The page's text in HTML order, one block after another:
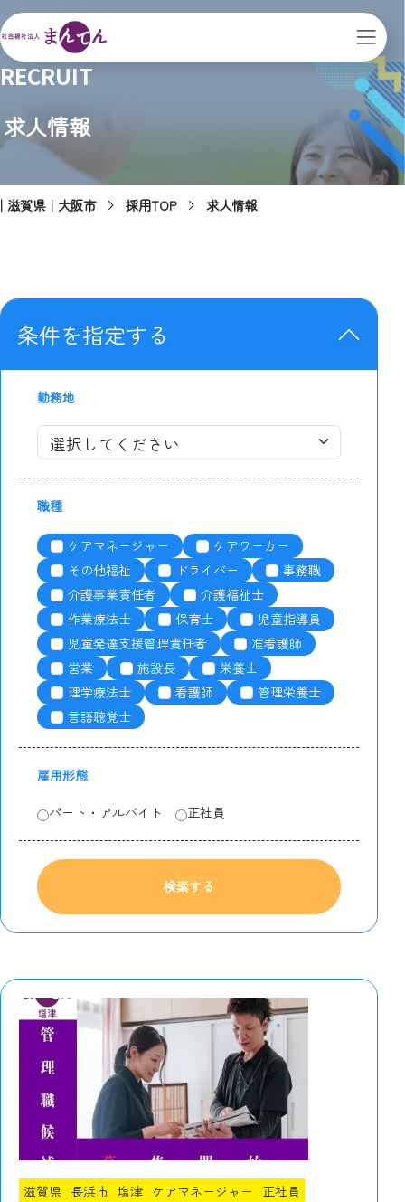
RECRUIT
求人情報
滋賀県｜大阪市 採用TOP 求人情報
条件を指定する
勤務地
職種
ケアマネージャー
ケアワーカー
その他福祉
ドライバー
事務職
介護事業責任者
介護福祉士
作業療法士
保育士
児童指導員
児童発達支援管理責任者
准看護師
営業
施設長
栄養士
理学療法士
看護師
管理栄養士
言語聴覚士
雇用形態
パート・アルバイト 正社員
検索する
滋賀県 長浜市 塩津 ケアマネージャー 正社員